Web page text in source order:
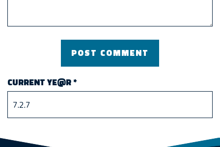
CURRENT YE@R*